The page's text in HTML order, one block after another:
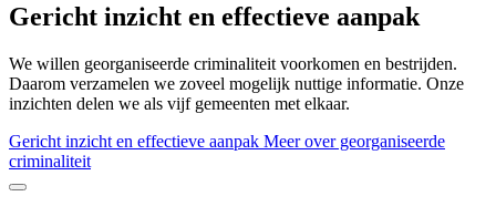
Gericht inzicht en effectieve aanpak
We willen georganiseerde criminaliteit voorkomen en bestrijden.
Daarom verzamelen we zoveel mogelijk nuttige informatie. Onze
inzichten delen we als vijf gemeenten met elkaar.
Gericht inzicht en effectieve aanpak Meer over georganiseerde
criminaliteit